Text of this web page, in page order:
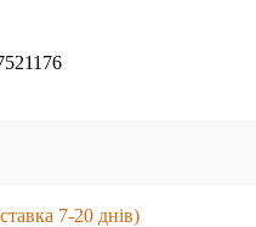
7-20 днів)